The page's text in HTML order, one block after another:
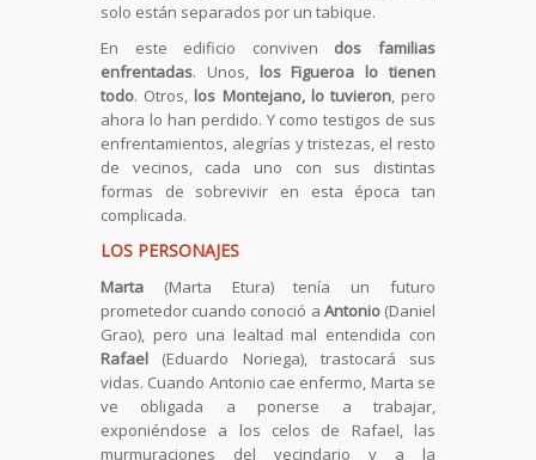
solo están separados por un tabique.
En este edificio conviven dos familias
enfrentadas. Unos, los Figueroa lo tienen
todo. Otros, los Montejano, lo tuvieron, pero
ahora lo han perdido. Y como testigos de sus
enfrentamientos, alegrías y tristezas, el resto
de vecinos, cada uno con sus distintas
formas de sobrevivir en esta época tan
complicada.
LOS PERSONAJES
Marta (Marta Etura) tenía un futuro
prometedor cuando conoció a Antonio(Daniel
Grao), pero una lealtad mal entendida con
Rafael (Eduardo Noriega), trastocará sus
vidas. Cuando Antonio cae enfermo, Marta se
ve obligada a ponerse a trabajar,
exponiéndose a los celos de Rafael, las
murmuraciones del vecindario y a la